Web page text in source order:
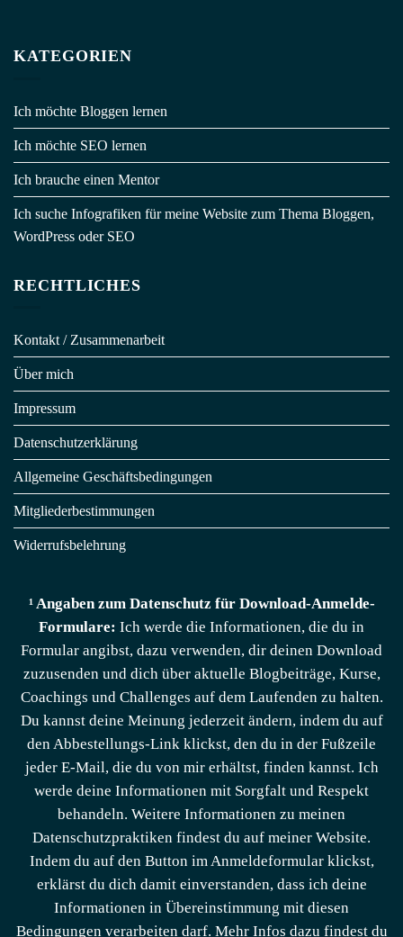
KATEGORIEN
Ich möchte Bloggen lernen
Ich möchte SEO lernen
Ich brauche einen Mentor
Ich suche Infografiken für meine Website zum Thema Bloggen,
WordPress oder SEO
RECHTLICHES
Kontakt / Zusammenarbeit
Über mich
Impressum
Datenschutzerklärung
Allgemeine Geschäftsbedingungen
Mitgliederbestimmungen
Widerrufsbelehrung
¹ Angaben zum Datenschutz für Download-Anmelde-
Formulare: Ich werde die Informationen, die du in
Formular angibst, dazu verwenden, dir deinen Download
zuzusenden und dich über aktuelle Blogbeiträge, Kurse,
Coachings und Challenges auf dem Laufenden zu halten.
Du kannst deine Meinung jederzeit ändern, indem du auf
den Abbestellungs-Link klickst, den du in der Fußzeile
jeder E-Mail, die du von mir erhältst, finden kannst. Ich
werde deine Informationen mit Sorgfalt und Respekt
behandeln. Weitere Informationen zu meinen
Datenschutzpraktiken findest du auf meiner Website.
Indem du auf den Button im Anmeldeformular klickst,
erklärst du dich damit einverstanden, dass ich deine
Informationen in Übereinstimmung mit diesen
Bedingungen verarbeiten darf. Mehr Infos dazu findest du